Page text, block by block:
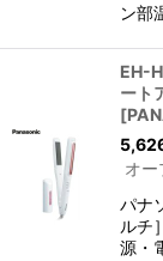
ン部
EH-
ート
[
オー
パナ
ルチ
源・